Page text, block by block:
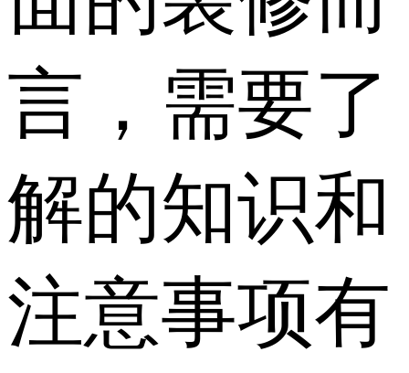
言，需要了
解的知识和
注意事项有